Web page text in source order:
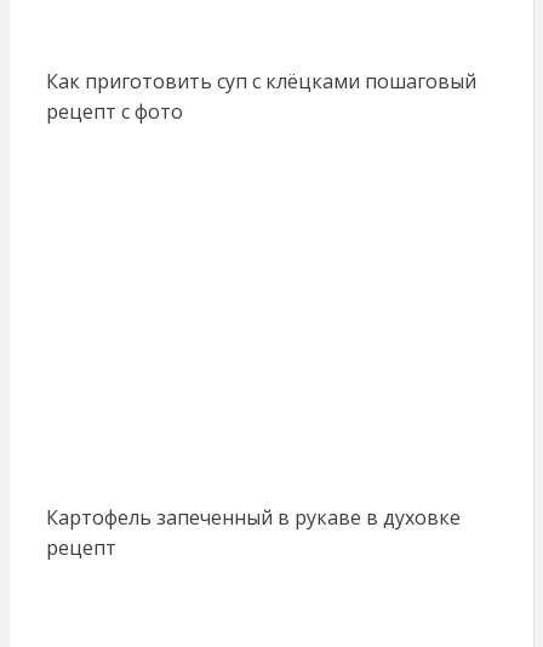
Как приготовить суп с клёцками пошаговый
рецепт с фото
Картофель запеченный в рукаве в духовке
рецепт